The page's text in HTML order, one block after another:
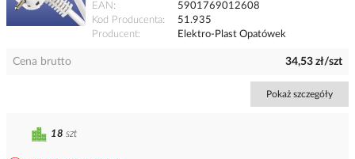
EAN
5901769012608
Kod Producenta
51.935
Producent
Elektro-Plast Opatówek
Cena brutto 34,53 zł/szt
Pokaż szczegóły
18 szt